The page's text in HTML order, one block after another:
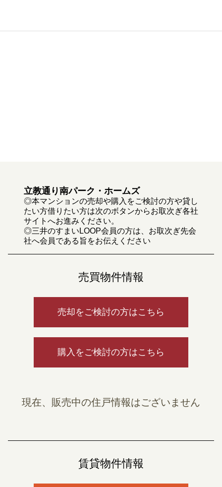
立教通り南パーク・ホームズ
◎本マンションの売却や購入をご検討の方や貸し
たい方借りたい方は次のボタンからお取次ぎ各社
サイトへお進みください。
◎三井のすまいLOOP会員の方は、お取次ぎ先会
社へ会員である旨をお伝えください
売買物件情報
売却をご検討の方はこちら
購入をご検討の方はこちら
現在、販売中の住戸情報はございません
賃貸物件情報